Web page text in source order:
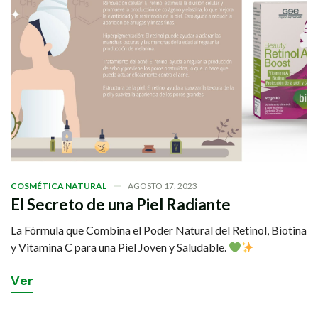
COSMÉTICA NATURAL AGOSTO 17, 2023
El Secreto de una Piel Radiante
La Fórmula que Combina el Poder Natural del Retinol, Biotina
y Vitamina C para una Piel Joven y Saludable.
Ver